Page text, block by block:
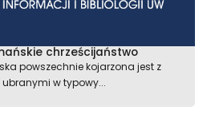
chrześcijaństwo
powszechnie kojarzona jest z
w typowy...